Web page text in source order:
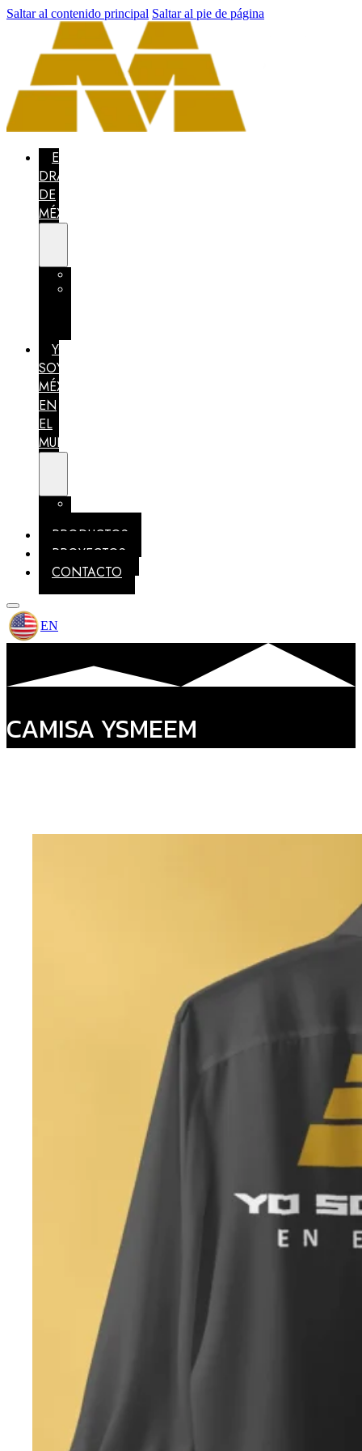
Saltar al contenido principal Saltar al pie de página
EL
DRAGÓN
DE
MÉXICO
YO
SOY
MÉXICO
EN
EL
MUNDO
PRODUCTOS
PROYECTOS
CONTACTO
EN
CAMISA YSMEEM